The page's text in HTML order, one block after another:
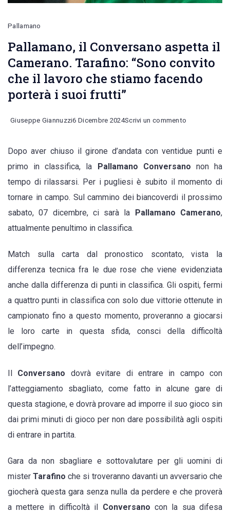
Pallamano
Pallamano, il Conversano aspetta il
Camerano. Tarafino: “Sono convito
che il lavoro che stiamo facendo
porterà i suoi frutti”
Giuseppe Giannuzzi6 Dicembre 2024Scrivi un commento
il
Conversano
aspetta
il
Camerano.
convito
che
il
lavoro
che
stiamo
Dopo aver chiuso il girone d’andata con ventidue punti e
primo in classifica, la Pallamano Conversano non ha
tempo di rilassarsi. Per i pugliesi è subito il momento di
tornare in campo. Sul cammino dei biancoverdi il prossimo
sabato, 07 dicembre, ci sarà la Pallamano Camerano,
attualmente penultimo in classifica.
Match sulla carta dal pronostico scontato, vista la
differenza tecnica fra le due rose che viene evidenziata
anche dalla differenza di punti in classifica. Gli ospiti, fermi
a quattro punti in classifica con solo due vittorie ottenute in
campionato fino a questo momento, proveranno a giocarsi
le loro carte in questa sfida, consci della difficoltà
dell’impegno.
Il Conversano dovrà evitare di entrare in campo con
l’atteggiamento sbagliato, come fatto in alcune gare di
questa stagione, e dovrà provare ad imporre il suo gioco sin
dai primi minuti di gioco per non dare possibilità agli ospiti
di entrare in partita.
Gara da non sbagliare e sottovalutare per gli uomini di
misterTarafino che si troveranno davanti un avversario che
giocherà questa gara senza nulla da perdere e che proverà
a mettere in difficoltà il Conversano con la sua difesa